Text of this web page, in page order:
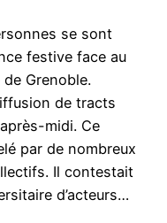
se sont
festive face au
Grenoble.
de tracts
midi. Ce
par de nombreux
Il contestait
d’acteurs…